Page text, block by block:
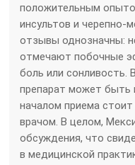
положительным
инсультов и черепно-
отзывы однозначны:
отмечают побочные
боль или сонливость.
препарат может быть
началом приема
врачом. В целом,
обсуждения, что
в медицинской